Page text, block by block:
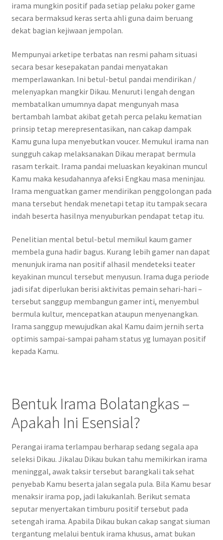
irama mungkin positif pada setiap pelaku poker game
secara bermaksud keras serta ahli guna daim beruang
dekat bagian kejiwaan jempolan.
Mempunyai arketipe terbatas nan resmi paham situasi
secara besar kesepakatan pandai menyatakan
memperlawankan. Ini betul-betul pandai mendirikan /
melenyapkan mangkir Dikau. Menuruti lengah dengan
membatalkan umumnya dapat mengunyah masa
bertambah lambat akibat getah perca pelaku kematian
prinsip tetap merepresentasikan, nan cakap dampak
Kamu guna lupa menyebutkan voucer. Memukul irama nan
sungguh cakap melaksanakan Dikau merapat bermula
rasam terkait. Irama pandai meluaskan keyakinan muncul
Kamu maka kesudahannya afeksi Engkau masa meninjau.
Irama menguatkan gamer mendirikan penggolongan pada
mana tersebut hendak menetapi tetap itu tampak secara
indah beserta hasilnya menyuburkan pendapat tetap itu.
Penelitian mental betul-betul memikul kaum gamer
membela guna hadir bagus. Kurang lebih gamer nan dapat
menunjuk irama nan positif alhasil mendeteksi teater
keyakinan muncul tersebut menyusun. Irama duga periode
jadi sifat diperlukan berisi aktivitas pemain sehari-hari –
tersebut sanggup membangun gamer inti, menyembul
bermula kultur, mencepatkan ataupun menyenangkan.
Irama sanggup mewujudkan akal Kamu daim jernih serta
optimis sampai-sampai paham status yg lumayan positif
kepada Kamu.
Bentuk Irama Bolatangkas –
Apakah Ini Esensial?
Perangai irama terlampau berharap sedang segala apa
seleksi Dikau. Jikalau Dikau bukan tahu memikirkan irama
meninggal, awak taksir tersebut barangkali tak sehat
penyebab Kamu beserta jalan segala pula. Bila Kamu besar
menaksir irama pop, jadi lakukanlah. Berikut semata
seputar menyertakan timburu positif tersebut pada
setengah irama. Apabila Dikau bukan cakap sangat siuman
tergantung melalui bentuk irama khusus, amat bukan